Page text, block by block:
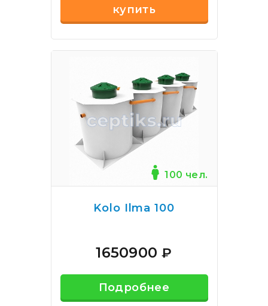
купить
100 чел.
Kolo Ilma 100
1650900₽
Подробнее